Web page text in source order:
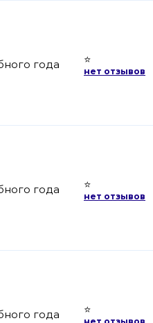
года ⭐
нет отзывов
года ⭐
нет отзывов
года ⭐